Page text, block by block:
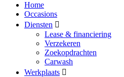
Home
Occasions
Diensten
Lease & financiering
Verzekeren
Zoekopdrachten
Carwash
Werkplaats